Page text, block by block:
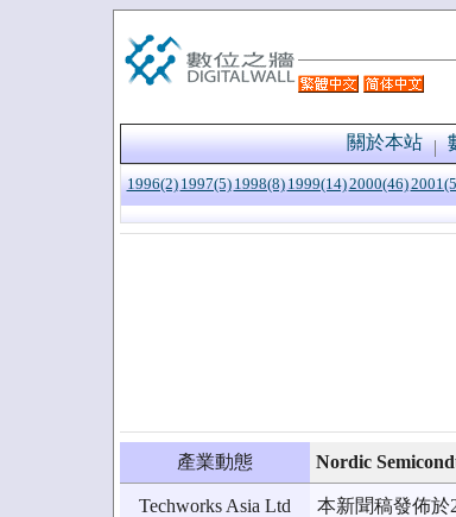
關於本站
1996(2) 1997(5) 1998(8) 1999(14)2000(46)
產業動態 Nordic
Techworks Asia Ltd 本新聞稿發佈於